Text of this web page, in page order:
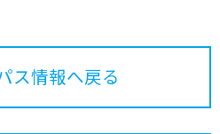
ス情報へ戻る